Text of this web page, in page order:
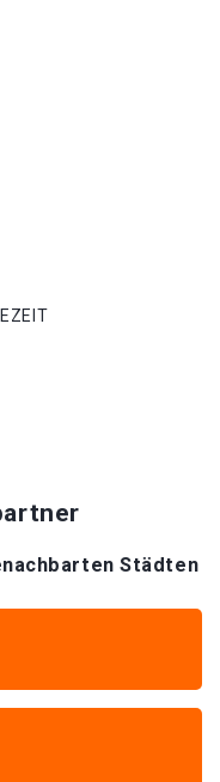
Städten